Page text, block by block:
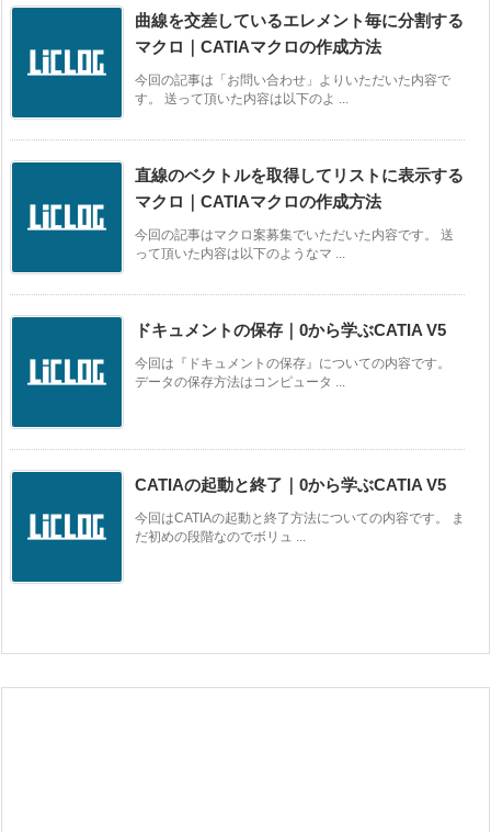
曲線を交差しているエレメント毎に分割する
マクロ｜CATIAマクロの作成方法
今回の記事は「お問い合わせ」よりいただいた内容で
す。 送って頂いた内容は以下のよ ...
直線のベクトルを取得してリストに表示する
マクロ｜CATIAマクロの作成方法
今回の記事はマクロ案募集でいただいた内容です。 送
って頂いた内容は以下のようなマ ...
ドキュメントの保存｜0から学ぶCATIA V5
今回は『ドキュメントの保存』についての内容です。
データの保存方法はコンピュータ ...
CATIAの起動と終了｜0から学ぶCATIA V5
今回はCATIAの起動と終了方法についての内容です。 ま
だ初めの段階なのでボリュ ...